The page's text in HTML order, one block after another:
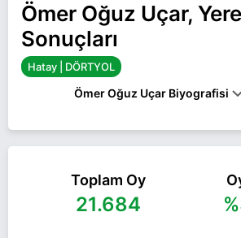
Ömer Oğuz Uçar,
Sonuçları
Hatay | DÖRTYOL
Ömer Oğuz Uçar Biyografisi
UÇAR, 2015-2018 YILLARINDA
BAŞKANLIĞINDA ÇEŞITLI
YAPTI.UÇAR, 2021-2023
DÖRTYOL İLÇE BAŞKANI
Toplam Oy
21.684